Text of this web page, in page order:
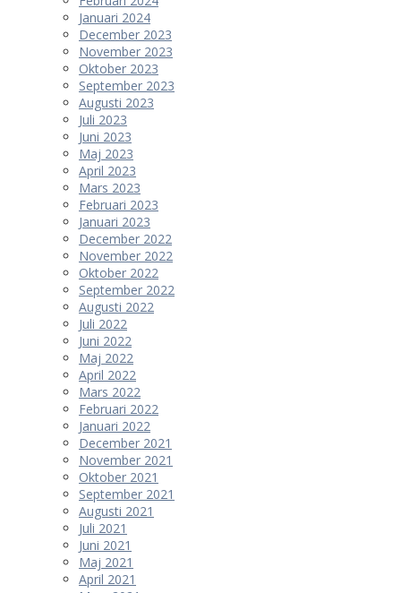
Januari 2024
December 2023
November 2023
Oktober 2023
September 2023
Augusti 2023
Juli 2023
Juni 2023
Maj 2023
April 2023
Mars 2023
Februari 2023
Januari 2023
December 2022
November 2022
Oktober 2022
September 2022
Augusti 2022
Juli 2022
Juni 2022
Maj 2022
April 2022
Mars 2022
Februari 2022
Januari 2022
December 2021
November 2021
Oktober 2021
September 2021
Augusti 2021
Juli 2021
Juni 2021
Maj 2021
April 2021